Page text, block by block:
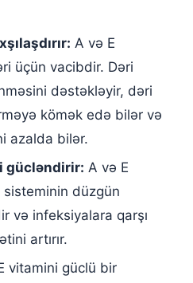
A və E
üçün vacibdir. Dəri
dəstəkləyir, dəri
kömək edə bilər və
azalda bilər.
gücləndirir: A və E
düzgün
və infeksiyalara qarşı
artırır.
vitamini güclü bir